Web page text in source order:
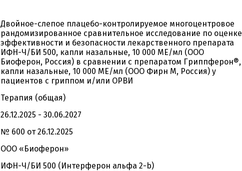
Двойное-слепое плацебо-контролируемое многоцентровое
рандомизированное сравнительное исследование по оценке
эффективности и безопасности лекарственного препарата
ИФН-Ч/БИ 500, капли назальные, 10 000 МЕ/мл (ООО
Биоферон, Россия) в сравнении с препаратом Гриппферон®,
капли назальные, 10 000 МЕ/мл (ООО Фирн М, Россия) у
пациентов с гриппом и/или ОРВИ
Терапия (общая)
26.12.2025 - 30.06.2027
№ 600 от 26.12.2025
ООО «Биоферон»
ИФН-Ч/БИ 500 (Интерферон альфа 2-b)